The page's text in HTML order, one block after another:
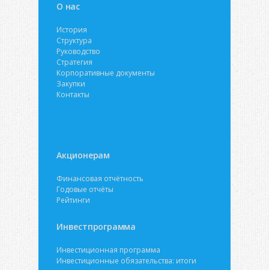
О нас
История
Структура
Руководство
Стратегия
Корпоративные документы
Закупки
Контакты
Акционерам
Финансовая отчётность
Годовые отчёты
Рейтинги
Инвестпрограмма
Инвестиционная программа
Инвестиционные обязательства: итоги